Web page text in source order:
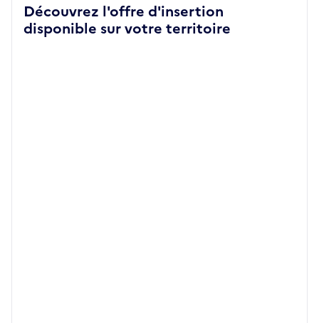
Découvrez l'offre d'insertion
disponible sur votre territoire